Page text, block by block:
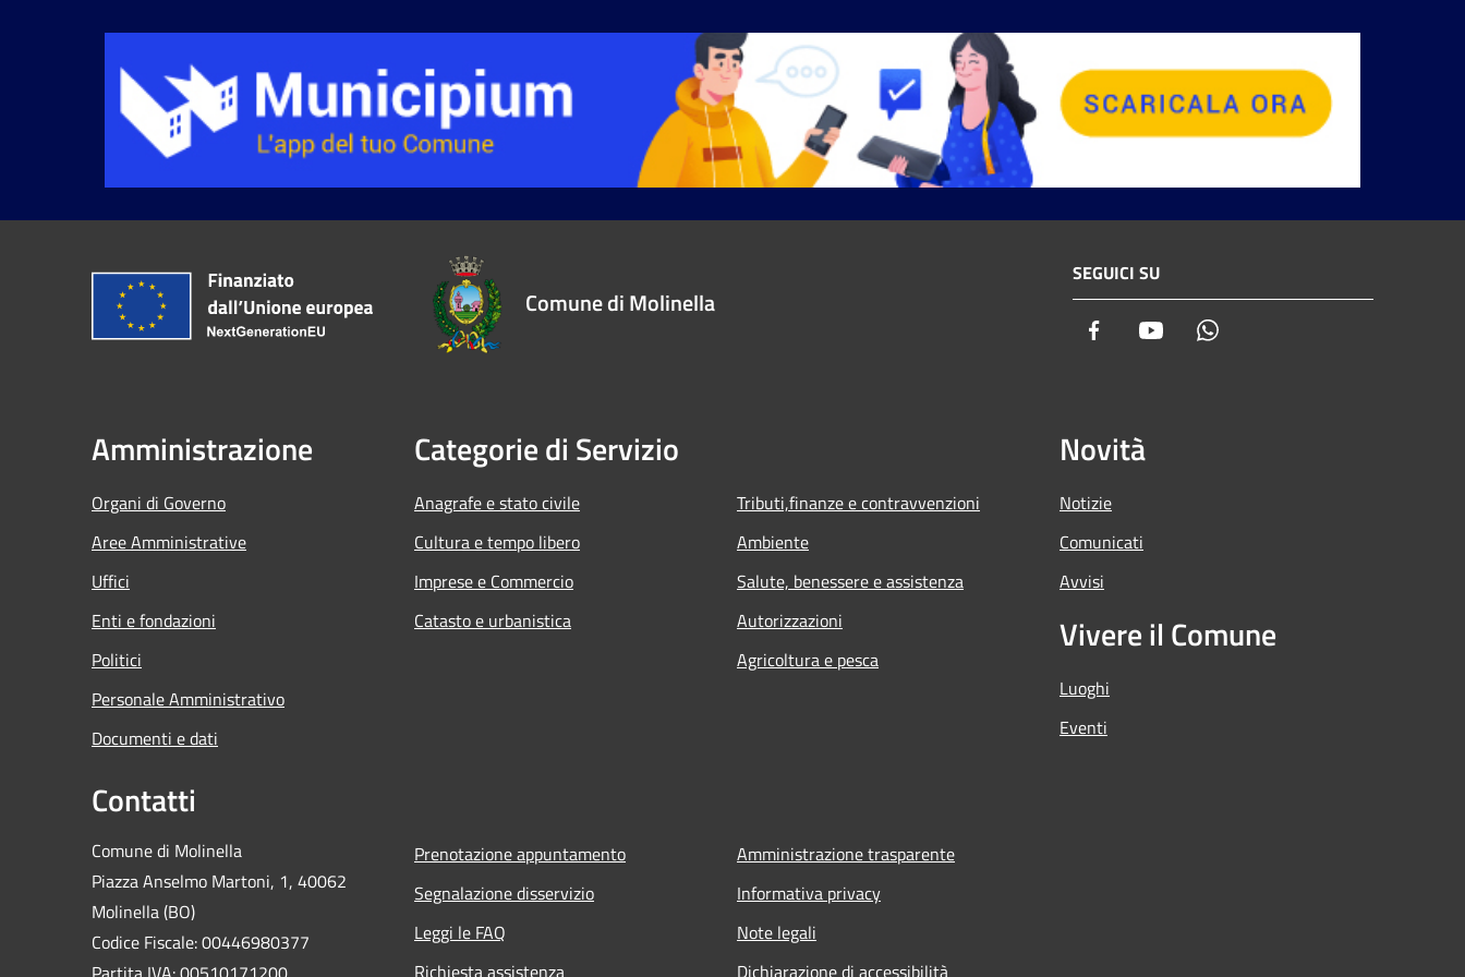
Comune di Molinella
SEGUICI SU
Facebook Youtube
Amministrazione
Organi di Governo
Aree Amministrative
Uffici
Enti e fondazioni
Politici
Personale Amministrativo
Documenti e dati
Categorie di Servizio
Anagrafe e stato civile
Cultura e tempo libero
Imprese e Commercio
Catasto e urbanistica
Tributi,finanze e contravvenzioni
Ambiente
Salute, benessere e assistenza
Autorizzazioni
Agricoltura e pesca
Novità
Notizie
Comunicati
Avvisi
Vivere il Comune
Luoghi
Eventi
Contatti
Comune di Molinella
Piazza Anselmo Martoni, 1, 40062
Molinella (BO)
Codice Fiscale: 00446980377
Prenotazione appuntamento
Segnalazione disservizio
Leggi le FAQ
Richiesta assistenza
Amministrazione trasparente
Informativa privacy
Note legali
Dichiarazione di accessibilità